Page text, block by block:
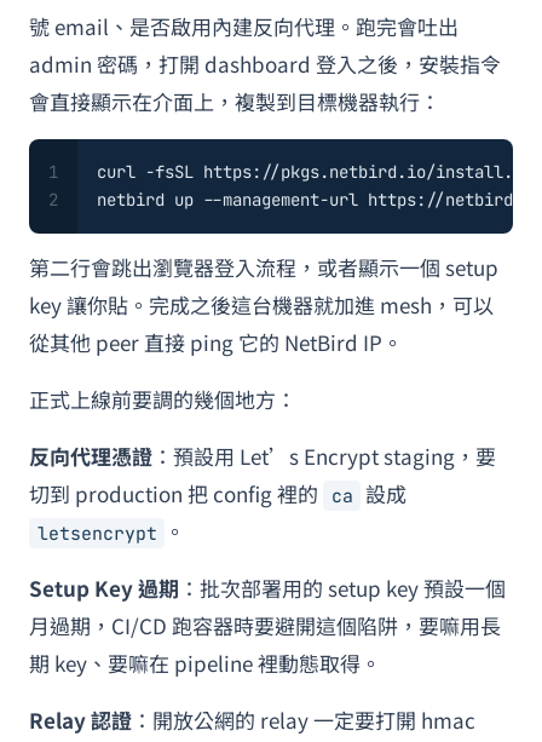
號 email、是否啟用內建反向代理。跑完會吐出
admin 密碼，打開 dashboard 登入之後，安裝指令
會直接顯示在介面上，複製到目標機器執行：
1
2
curl -fsSL https://pkgs.netbird.io/install.sh
netbird up --management-url https://
第二行會跳出瀏覽器登入流程，或者顯示一個 setup
key 讓你貼。完成之後這台機器就加進 mesh，可以
從其他 peer 直接 ping 它的 NetBird IP。
正式上線前要調的幾個地方：
反向代理憑證 ：預設用 Let’s Encrypt staging，要
切到 production 把 config 裡的
ca 設成
letsencrypt
。
Setup Key 過期 ：批次部署用的 setup key 預設一個
月過期，CI/CD 跑容器時要避開這個陷阱，要嘛用長
期 key、要嘛在 pipeline 裡動態取得。
Relay 認證 ：開放公網的 relay 一定要打開 hmac